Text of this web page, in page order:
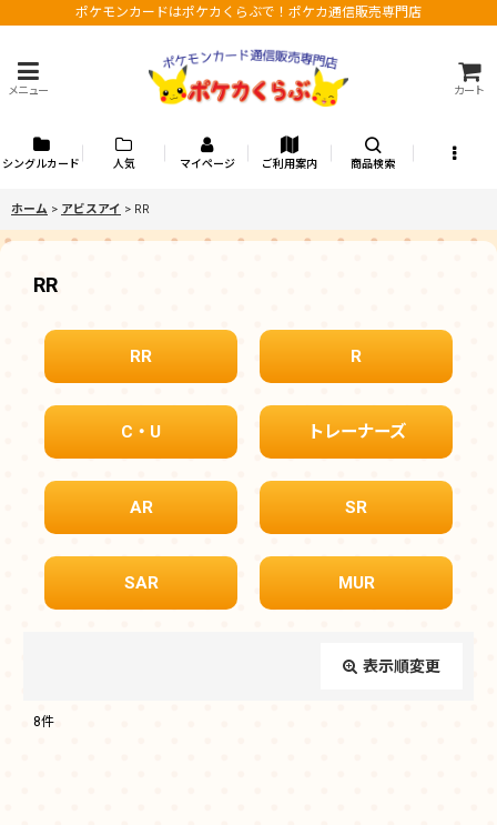
ポケモンカードはポケカくらぶで！ポケカ通信販売専門店
メニュー カート
シングルカード 人気 マイページ ご利用案内 商品検索
ホーム > アビスアイ > RR
RR
RR R
C・U トレーナーズ
AR SR
SAR MUR
表示順変更
8件